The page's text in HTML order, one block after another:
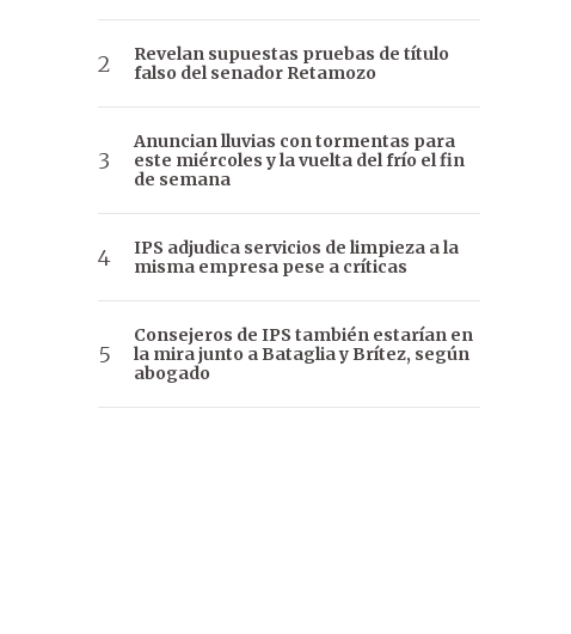
Revelan supuestas pruebas de título
falso del senador Retamozo
Anuncian lluvias con tormentas para
este miércoles y la vuelta del frío el fin
de semana
IPS adjudica servicios de limpieza a la
misma empresa pese a críticas
Consejeros de IPS también estarían en
la mira junto a Bataglia y Brítez, según
abogado